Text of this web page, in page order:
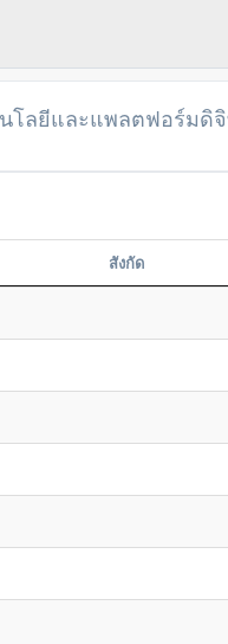
โลยีและแพลตฟอร์มดิ
สังกัด